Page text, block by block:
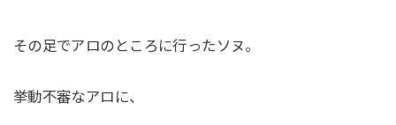
その足でアロのところに行ったソヌ。
挙動不審なアロに、